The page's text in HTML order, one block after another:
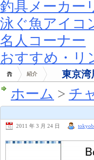
釣具メーカー
泳ぐ魚アイコ
名人コーナー
おすすめ・リ
紹介 東京
ホーム > チ
2011 年 3 月 24 日